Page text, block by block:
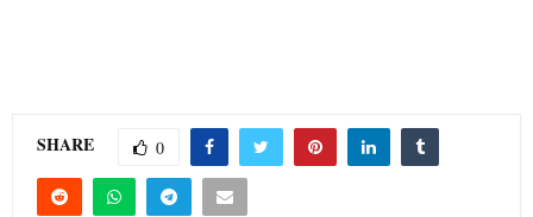
SHARE 0